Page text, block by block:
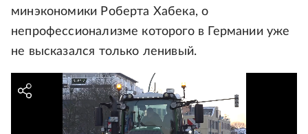
минэкономики Роберта Хабека, о
непрофессионализме которого в Германии уже
не высказался только ленивый.